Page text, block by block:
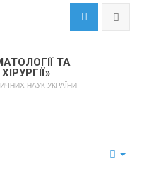
ТА
НАУК УКРАЇНИ